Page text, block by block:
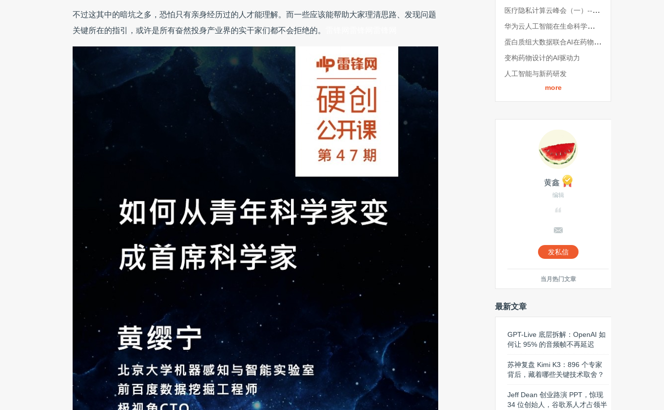
不过这其中的暗坑之多，恐怕只有亲身经历过的人才能理解。而一些应该能帮助大家理清思路、发现问题
关键所在的指引，或许是所有奋然投身产业界的实干家们都不会拒绝的。
医疗隐私计算云峰会（一）-- 可信AI赋能医疗：让数据流通 让知识共享
华为云人工智能在生命科学领域的探索和实践
蛋白质组大数据联合AI在药物开发中的潜在应用
变构药物设计的AI驱动力
人工智能与新药研发
more
黄鑫
编辑
发私信
当月热门文章
最新文章
GPT-Live 底层拆解：OpenAI 如
何让 95% 的音频帧不再延迟
苏神复盘 Kimi K3：896 个专家
背后，藏着哪些关键技术取舍？
Jeff Dean 创业路演 PPT，惊现
34 位创始人，谷歌系人才占领半